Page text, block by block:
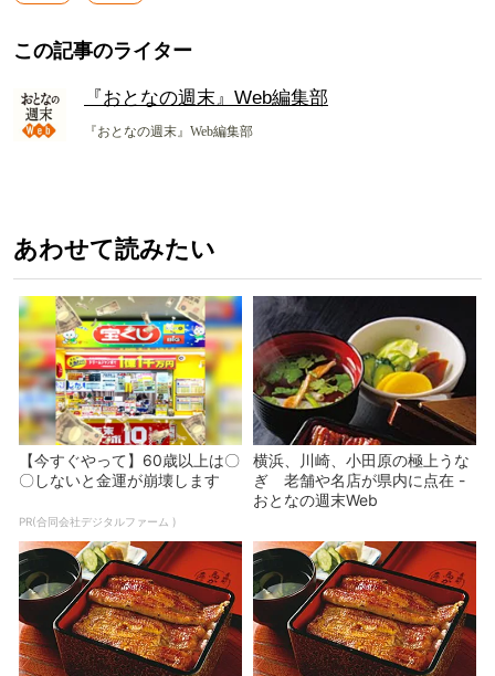
この記事のライター
『おとなの週末』Web編集部
『おとなの週末』Web編集部
あわせて読みたい
【今すぐやって】60歳以上は〇
〇しないと金運が崩壊します
PR(合同会社デジタルファーム )
横浜、川崎、小田原の極上うな
ぎ 老舗や名店が県内に点在 -
おとなの週末Web